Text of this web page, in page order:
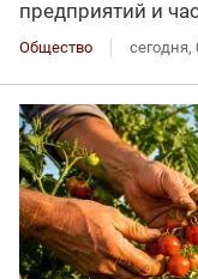
предприятий и
Общество сегодня,